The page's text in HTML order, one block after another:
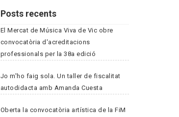
Posts recents
El Mercat de Música Viva de Vic obre
convocatòria d'acreditacions
professionals per la 38a edició
Jo m'ho faig sola. Un taller de fiscalitat
autodidacta amb Amanda Cuesta
Oberta la convocatòria artística de la FiM